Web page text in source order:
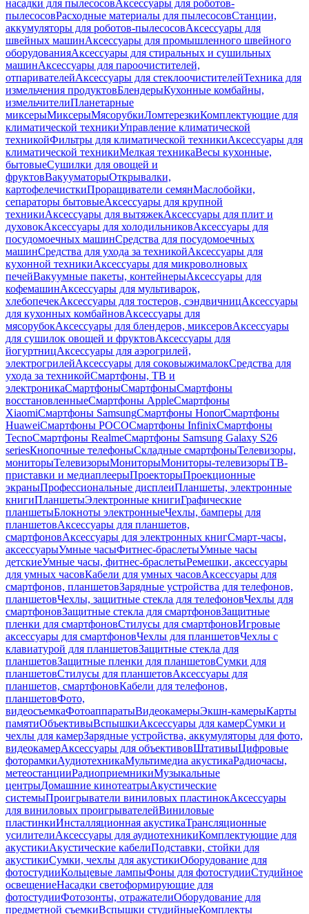
насадки для пылесосовАксессуары для роботов-
пылесосовРасходные материалы для пылесосовСтанции,
аккумуляторы для роботов-пылесосовАксессуары для
швейных машинАксессуары для промышленного швейного
оборудованияАксессуары для стиральных и сушильных
машинАксессуары для пароочистителей,
отпаривателейАксессуары для стеклоочистителейТехника для
измельчения продуктовБлендерыКухонные комбайны,
измельчителиПланетарные
миксерыМиксерыМясорубкиЛомтерезкиКомплектующие для
климатической техникиУправление климатической
техникойФильтры для климатической техникиАксессуары для
климатической техникиМелкая техникаВесы кухонные,
бытовыеСушилки для овощей и
фруктовВакууматорыОткрывалки,
картофелечисткиПроращиватели семянМаслобойки,
сепараторы бытовыеАксессуары для крупной
техникиАксессуары для вытяжекАксессуары для плит и
духовокАксессуары для холодильниковАксессуары для
посудомоечных машинСредства для посудомоечных
машинСредства для ухода за техникойАксессуары для
кухонной техникиАксессуары для микроволновых
печейВакуумные пакеты, контейнерыАксессуары для
кофемашинАксессуары для мультиварок,
хлебопечекАксессуары для тостеров, сэндвичницАксессуары
для кухонных комбайновАксессуары для
мясорубокАксессуары для блендеров, миксеровАксессуары
для сушилок овощей и фруктовАксессуары для
йогуртницАксессуары для аэрогрилей,
электрогрилейАксессуары для соковыжималокСредства для
ухода за техникойСмартфоны, ТВ и
электроникаСмартфоныСмартфоныСмартфоны
восстановленныеСмартфоны AppleСмартфоны
XiaomiСмартфоны SamsungСмартфоны HonorСмартфоны
HuaweiСмартфоны POCOСмартфоны InfinixСмартфоны
TecnoСмартфоны RealmeСмартфоны Samsung Galaxy S26
seriesКнопочные телефоныСкладные смартфоныТелевизоры,
мониторыТелевизорыМониторыМониторы-телевизорыТВ-
приставки и медиаплеерыПроекторыПроекционные
экраныПрофессиональные дисплеиПланшеты, электронные
книгиПланшетыЭлектронные книгиГрафические
планшетыБлокноты электронныеЧехлы, бамперы для
планшетовАксессуары для планшетов,
смартфоновАксессуары для электронных книгСмарт-часы,
аксессуарыУмные часыФитнес-браслетыУмные часы
детскиеУмные часы, фитнес-браслетыРемешки, аксессуары
для умных часовКабели для умных часовАксессуары для
смартфонов, планшетовЗарядные устройства для телефонов,
планшетовЧехлы, защитные стекла для телефоновЧехлы для
смартфоновЗащитные стекла для смартфоновЗащитные
пленки для смартфоновСтилусы для смартфоновИгровые
аксессуары для смартфоновЧехлы для планшетовЧехлы с
клавиатурой для планшетовЗащитные стекла для
планшетовЗащитные пленки для планшетовСумки для
планшетовСтилусы для планшетовАксессуары для
планшетов, смартфоновКабели для телефонов,
планшетовФото,
видеосъемкаФотоаппаратыВидеокамерыЭкшн-камерыКарты
памятиОбъективыВспышкиАксессуары для камерСумки и
чехлы для камерЗарядные устройства, аккумуляторы для фото,
видеокамерАксессуары для объективовШтативыЦифровые
фоторамкиАудиотехникаМультимедиа акустикаРадиочасы,
метеостанцииРадиоприемникиМузыкальные
центрыДомашние кинотеатрыАкустические
системыПроигрыватели виниловых пластинокАксессуары
для виниловых проигрывателейВиниловые
пластинкиИнсталляционная акустикаТрансляционные
усилителиАксессуары для аудиотехникиКомплектующие для
акустикиАкустические кабелиПодставки, стойки для
акустикиСумки, чехлы для акустикиОборудование для
фотостудииКольцевые лампыФоны для фотостудииСтудийное
освещениеНасадки светоформирующие для
фотостудииФотозонты, отражателиОборудование для
предметной съемкиВспышки студийныеКомплекты